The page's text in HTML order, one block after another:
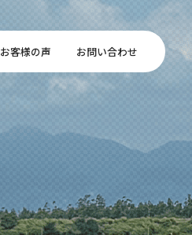
お客様の声 お問い合わせ